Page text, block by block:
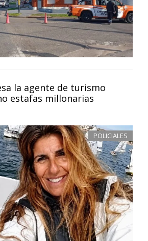
la agente de turismo
estafas millonarias
POLICIALES